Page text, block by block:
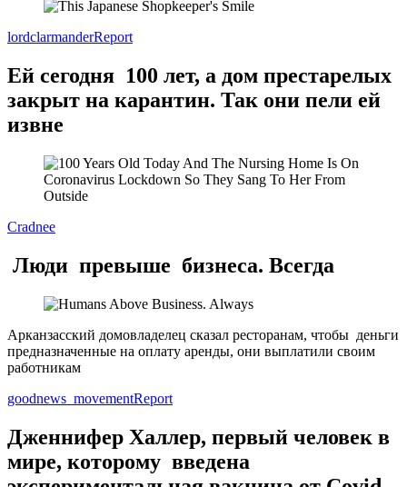
lordclarmanderReport
Ей сегодня 100 лет, а дом престарелых
закрыт на карантин. Так они пели ей
извне
Cradnee
Люди превыше бизнеса. Всегда
Арканзасский домовладелец сказал ресторанам, чтобы деньги
предназначенные на оплату аренды, они выплатили своим
работникам
goodnews_movementReport
Дженнифер Халлер, первый человек в
мире, которому введена